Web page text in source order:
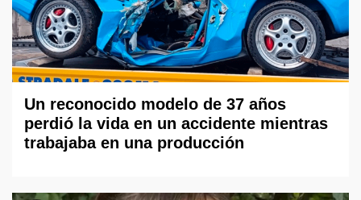
Un reconocido modelo de 37 años
perdió la vida en un accidente mientras
trabajaba en una producción